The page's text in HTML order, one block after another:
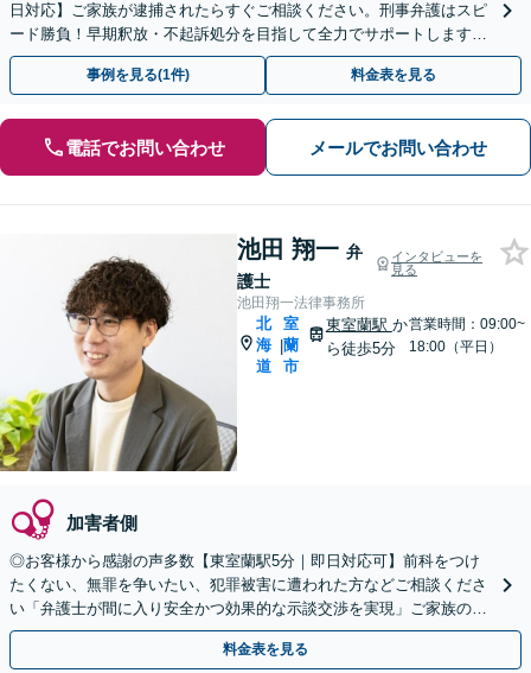
日対応】ご家族が逮捕されたらすぐご相談ください。刑事弁護はスピ
ード勝負！早期釈放・不起訴処分を目指して全力でサポートします。
【スピード対応】
事例を見る(1件) 料金表を見る
電話でお問い合わせ メールでお問い合わせ
池田 翔一 弁
護士
インタビューを
見る
池田翔一法律事務所
北
海
道
|
室
蘭
市
東室蘭駅 か
ら徒歩5分
営業時間：09:00~
18:00（平日）
加害者側
◎お客様から感謝の声多数【東室蘭駅5分｜即日対応可】前科をつけ
たくない、無罪を争いたい、犯罪被害に遭われた方などご相談くださ
い「弁護士が間に入り安全かつ効果的な示談交渉を実現」ご家族の方
へ／逮捕の連絡を受けたらすぐにご連絡を【夜間相談可】
料金表を見る